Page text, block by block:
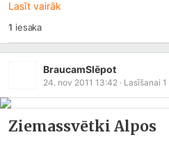
Lasīt vairāk
1 iesaka
BraucamSlēpot
24. nov 2011 13:42 · Lasīšanai 1
Ziemassvētki Alpos